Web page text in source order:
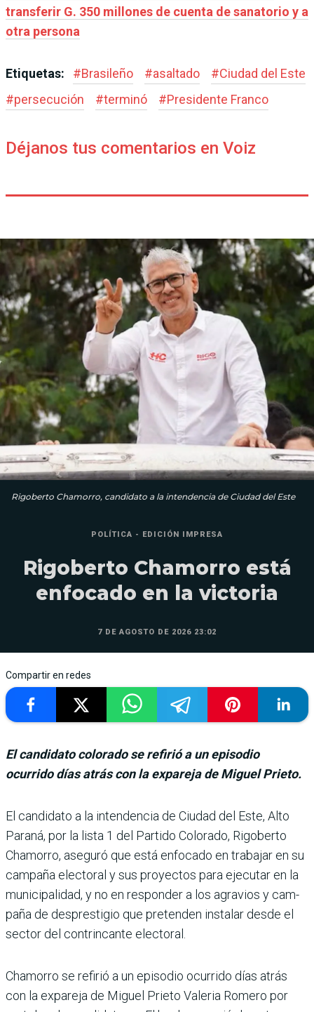
transferir G. 350 millones de cuenta de sanatorio y a
otra persona
Etiquetas: #Brasileño #asaltado #Ciudad del Este
#persecución #terminó #Presidente Franco
Déjanos tus comentarios en Voiz
Rigoberto Chamorro, candidato a la intendencia de Ciudad del Este
POLÍTICA - EDICIÓN IMPRESA
Rigoberto Chamorro está
enfocado en la victoria
7 DE AGOSTO DE 2026 23:02
Compartir en redes
El candidato colorado se refirió a un episodio
ocurrido días atrás con la expareja de Miguel Prieto.
El candidato a la intenden­cia de Ciudad del Este, Alto
Paraná, por la lista 1 del Par­tido Colorado, Rigoberto
Chamorro, aseguró que está enfocado en trabajar en su
campaña electoral y sus pro­yectos para ejecutar en la
municipalidad, y no en res­ponder a los agravios y cam­
paña de desprestigio que pre­tenden instalar desde el
sector del contrincante electoral.
Chamorro se refirió a un epi­sodio ocurrido días atrás
con la expareja de Miguel Prieto Valeria Romero por